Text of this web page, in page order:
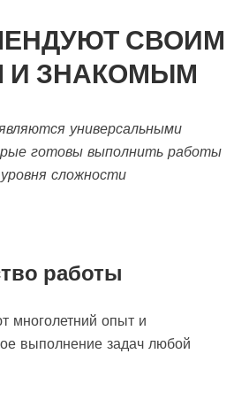
СВОИМ
И ЗНАКОМЫМ
универсальными
готовы выполнить работы
сложности
работы
многолетний опыт и
выполнение задач любой